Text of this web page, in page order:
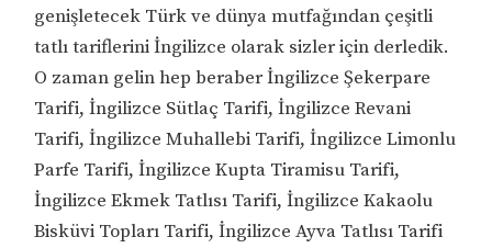
genişletecek Türk ve dünya mutfağından çeşitli
tatlı tariflerini İngilizce olarak sizler için derledik.
O zaman gelin hep beraber İngilizce Şekerpare
Tarifi, İngilizce Sütlaç Tarifi, İngilizce Revani
Tarifi, İngilizce Muhallebi Tarifi, İngilizce Limonlu
Parfe Tarifi, İngilizce Kupta Tiramisu Tarifi,
İngilizce Ekmek Tatlısı Tarifi, İngilizce Kakaolu
Bisküvi Topları Tarifi, İngilizce Ayva Tatlısı Tarifi